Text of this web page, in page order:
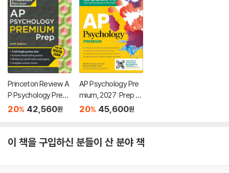
Princeton Review A
P Psychology Premi
um Prep, 24th Editio
line + Content Revie
20% 42,560원
AP Psychology Pre
mium, 2027: Prep B
ook with 4 Practice
ne Practice
20% 45,600원
이 책을 구입하신 분들이 산 분야 책